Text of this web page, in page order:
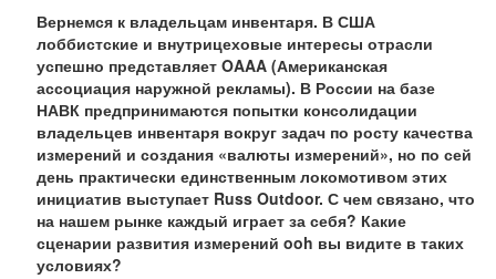
Вернемся к владельцам инвентаря. В США
лоббистские и внутрицеховые интересы отрасли
успешно представляет OAAA (Американская
ассоциация наружной рекламы). В России на базе
НАВК предпринимаются попытки консолидации
владельцев инвентаря вокруг задач по росту качества
измерений и создания «валюты измерений», но по сей
день практически единственным локомотивом этих
инициатив выступает Russ Outdoor. С чем связано, что
на нашем рынке каждый играет за себя? Какие
сценарии развития измерений ooh вы видите в таких
условиях?